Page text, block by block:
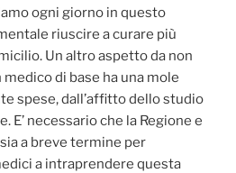
ogni giorno in questo
riuscire a curare più
Un altro aspetto da non
di base ha una mole
spese, dall’affitto dello studio
E’ necessario che la Regione e
a breve termine per
a intraprendere questa